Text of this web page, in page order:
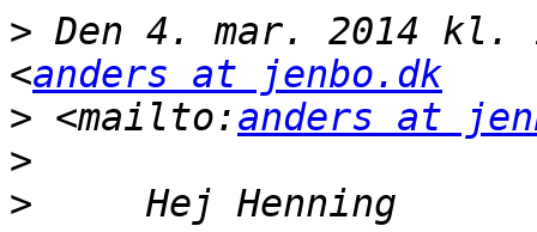
> Den 4. mar. 2014 kl.
<anders at jenbo.dk
> <mailto:anders at
>
>